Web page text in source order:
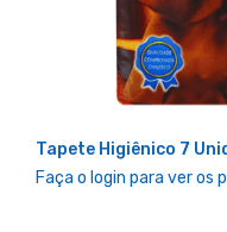
Tapete Higiênico 7
Faça o login para ver os